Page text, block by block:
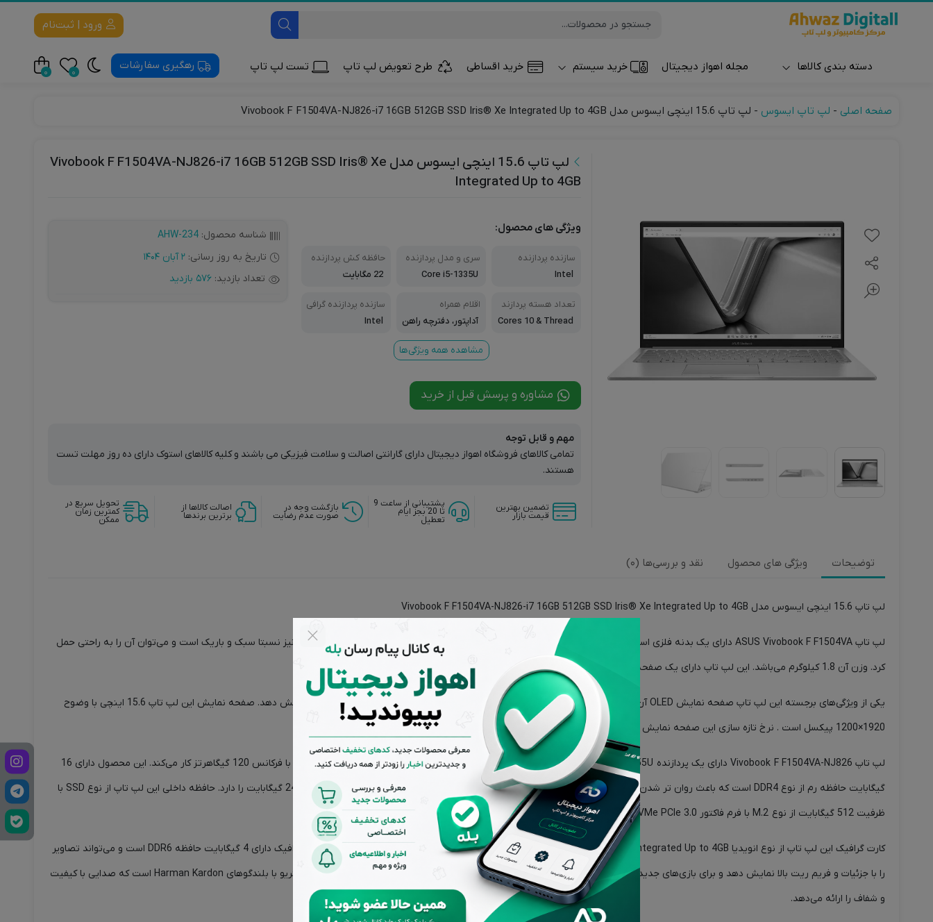
دسته بندی کالاها
ساعت و مچ بند ساعت هوشمند تلفن همراه و تبلت
مجله اهواز دیجیتال خرید سیستم خرید اقساطی طرح تعویض لپ تاپ تست لپ تاپ رهگیری سفارشات 0
0
صفحه اصلی - لپ تاپ ایسوس - لپ تاپ 15.6 اینچی ایسوس مدل Vivobook F F1504VA-NJ826-i7 16GB 512GB SSD Iris® Xe Integrated Up to 4GB
لپ تاپ 15.6 اینچی ایسوس مدل Vivobook F F1504VA-NJ826-i7 16GB 512GB SSD Iris® Xe
Integrated Up to 4GB
ویژگی های محصول:
سازنده پردازنده
Intel
سری و مدل پردازنده
Core i5-1335U
حافظه کش پردازنده
22 مگابایت
تعداد هسته پردازند
هCores 10 & Thread
اقلام همراه
آداپتور، دفترچه راهن
سازنده پردازنده گرافی
کی
Intel
مشاهده همه ویژگی‌ها
مشاوره و پرسش قبل از خرید
شناسه محصول: AHW-234
تاریخ به روز رسانی: 2 آبان 1404
تعداد بازدید: 576 بازدید
مهم و قابل توجه
تمامی کالاهای فروشگاه اهواز دیجیتال دارای گارانتی اصالت و سلامت فیزیکی می باشند و کلیه کالاهای استوک دارای ده روز مهلت تست
هستند.
تضمین بهترین
قیمت بازار
پشتیبانی از ساعت 9
تا 20 بجز ایام
تعطیل
بازگشت وجه در
صورت عدم رضایت
اصالت کالاها از
برترین برندها
تحویل سریع در
کمترین زمان
ممکن
توضیحات ویژگی های محصول نقد و بررسی‌ها (0)
لپ تاپ 15.6 اینچی ایسوس مدل Vivobook F F1504VA-NJ826-i7 16GB 512GB SSD Iris® Xe Integrated Up to 4GB
لپ تاپ ASUS Vivobook F F1504VA دارای یک بدنه فلزی است که از لحاظ ظاهری بسیار ساده و شیک به نظر می‌رسد. همچنین از لحاظ ابعاد و وزن نیز نسبتا سبک و باریک است و می‌توان آن را به راحتی حمل
کرد. وزن آن 1.8 کیلوگرم می‌باشد. این لپ تاپ دارای یک صفحه کلید با نور پس زمینه است که باعث زیبایی و جلوه آن می‌شود.
یکی از ویژگی‌های برجسته این لپ تاپ صفحه نمایش OLED آن است که باعث می‌شود تصاویر با کیفیت بالا، رنگ‌های زنده و کنتراست بی‌نظیری را نمایش دهد. صفحه نمایش این لپ تاپ 15.6 اینچی با وضوح
1920×1200 پیکسل است . نرخ تازه سازی این صفحه نمایش 120 هرتز و روشنایی آن 250nits می‌باشد.
لپ تاپ Vivobook F F1504VA-NJ826 دارای یک پردازنده Core i7-1355U از شرکت Intel با 10 هسته و 12 رشته و 22 مگابایت حافظه کش است که با فرکانس 120 گیگاهرتز کار می‌کند. این محصول دارای 16
گیگابایت حافظه رم از نوع DDR4 است که باعث روان تر شدن اجرای نرم افزارهای مختلف می‌شود.همچنین دارای دو اسلات رم بوده و قابلیت ارتقا تا 24 گیگابایت را دارد. حافظه داخلی این لپ تاپ از نوع SSD با
ظرفیت 512 گیگابایت از نوع M.2 با فرم فاکتور NVMe PCIe 3.0 است که سرعت بالایی در انتقال داده‌ها و اجرای برنامه‌ها دارد.
کارت گرافیک این لپ تاپ از نوع انویدیا Iris® Xe Integrated Up to 4GB است که یکی از کارت‌های گرافیک قدرتمند و جدید انویدیا است. این کارت گرافیک دارای 4 گیگابایت حافظه DDR6 است و می‌تواند تصاویر
را با جزئیات و فریم ریت بالا نمایش دهد و برای بازی‌های جدید و نرم‌افزارهای گرافیکی مناسب است.این لپ تاپ همچنین دارای یک سیستم صوتی استریو با بلندگوهای Harman Kardon است که صدایی با کیفیت
و شفاف را ارائه می‌دهد.